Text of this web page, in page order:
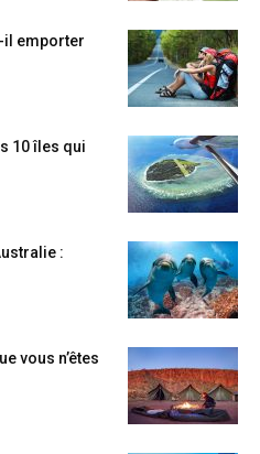
il emporter
10 îles qui
:
vous n’êtes